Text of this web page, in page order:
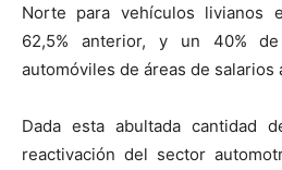
Norte para vehículos livianos
62,5% anterior, y un 40%
automóviles de áreas de salarios
Dada esta abultada cantidad
reactivación del sector